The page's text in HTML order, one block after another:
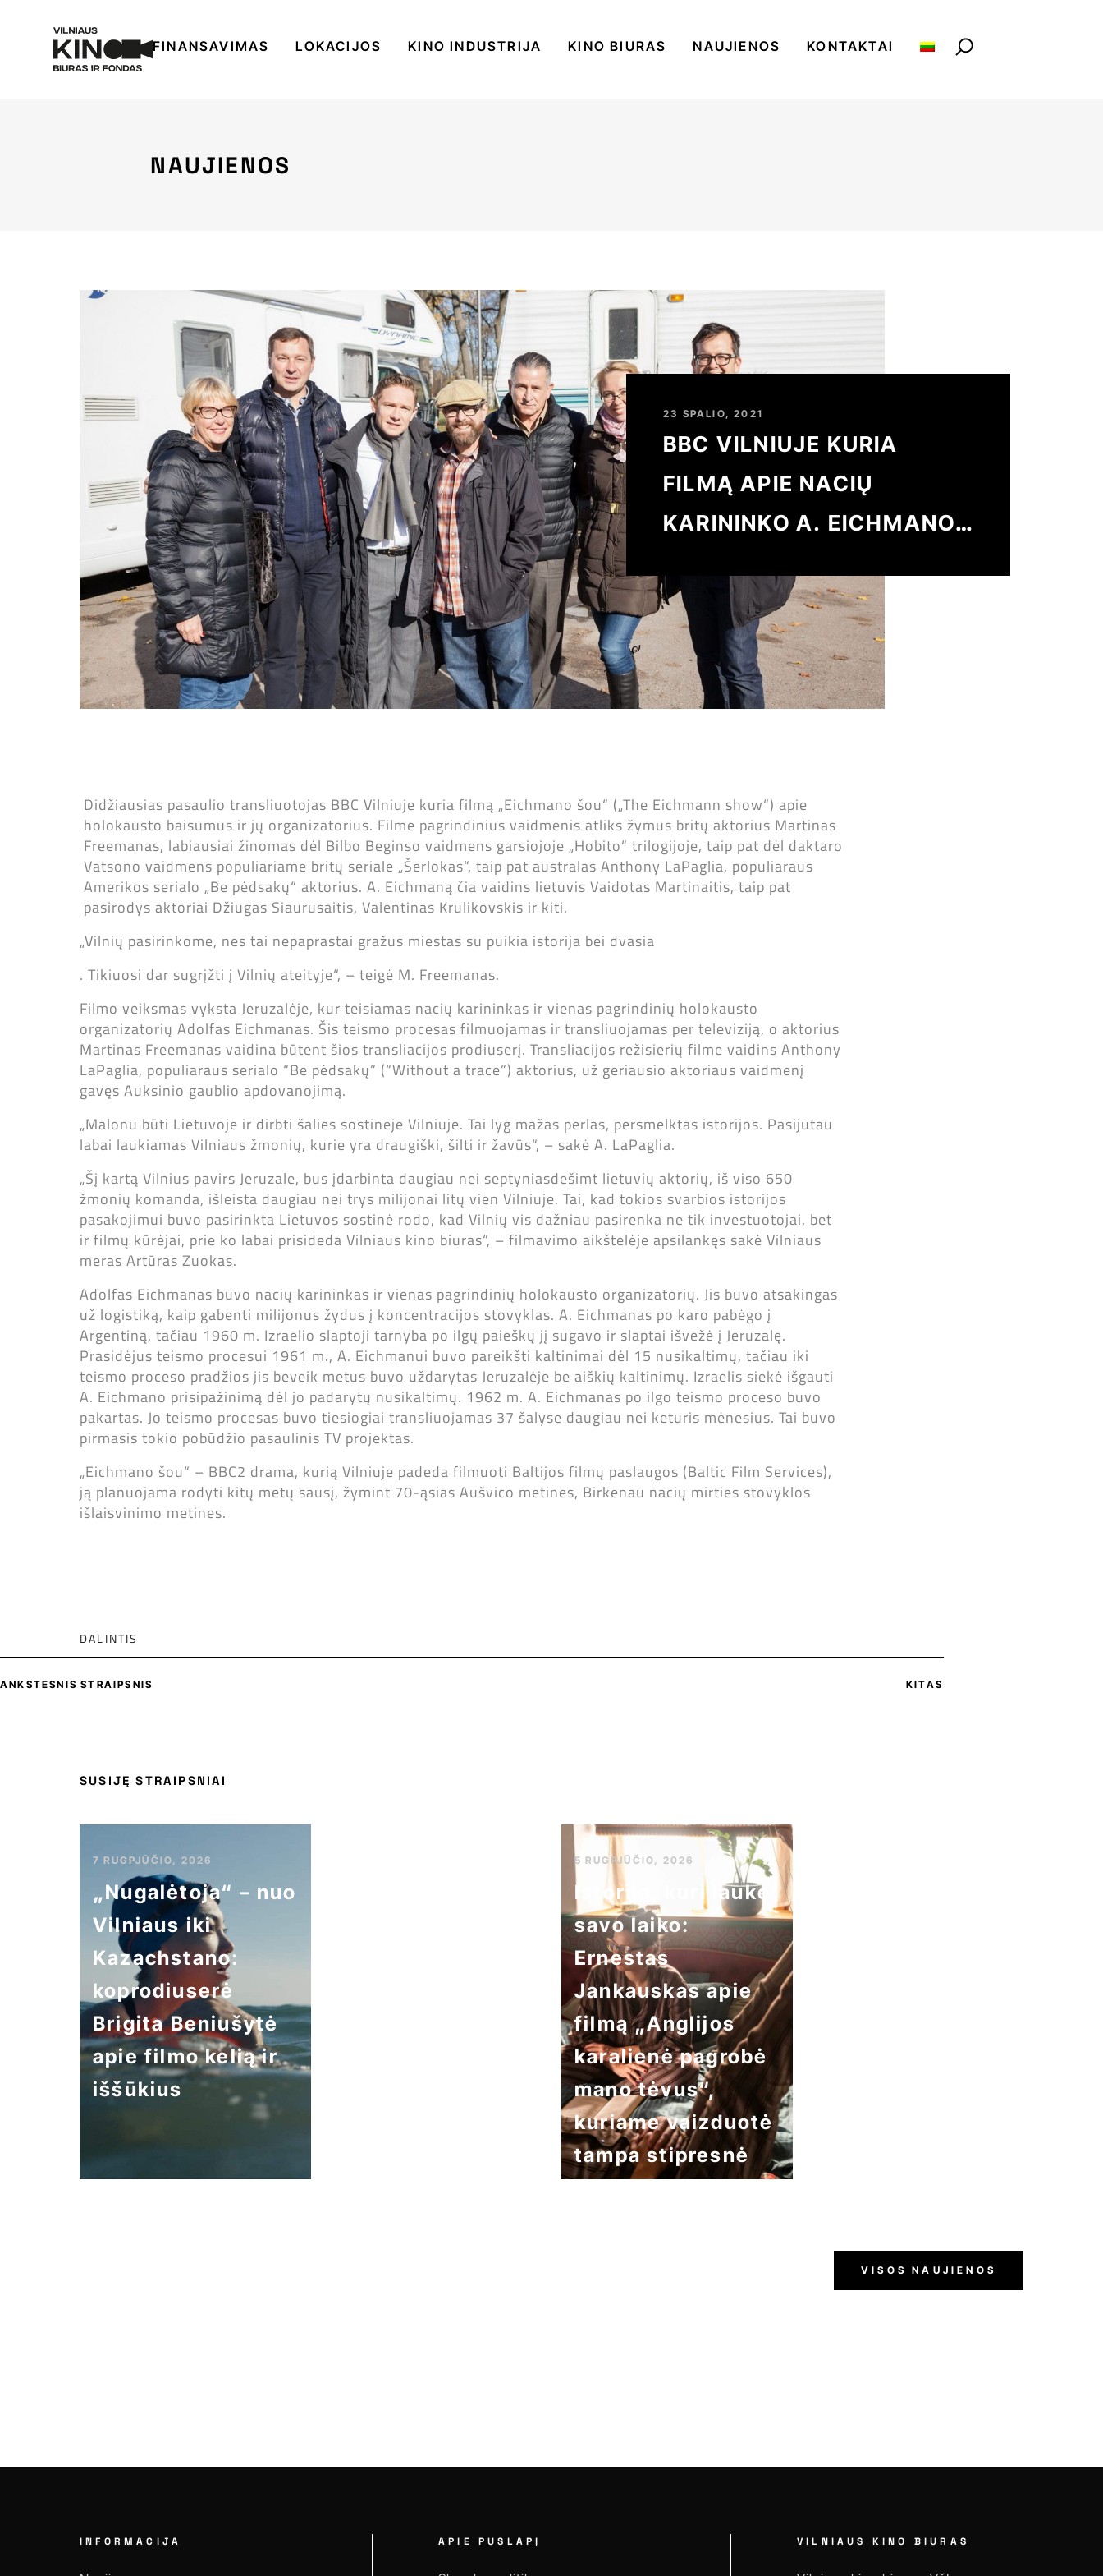
FINANSAVIMAS LOKACIJOS KINO INDUSTRIJA KINO BIURAS NAUJIENOS KONTAKTAI
NAUJIENOS
23 SPALIO, 2021
BBC VILNIUJE KURIA
FILMĄ APIE NACIŲ
KARININKO A. EICHMANO
Didžiausias pasaulio transliuotojas BBC Vilniuje kuria filmą „Eichmano šou“ („The Eichmann show“) apie
holokausto baisumus ir jų organizatorius. Filme pagrindinius vaidmenis atliks žymus britų aktorius Martinas
Freemanas, labiausiai žinomas dėl Bilbo Beginso vaidmens garsiojoje „Hobito“ trilogijoje, taip pat dėl daktaro
Vatsono vaidmens populiariame britų seriale „Šerlokas“, taip pat australas Anthony LaPaglia, populiaraus
Amerikos serialo „Be pėdsakų“ aktorius. A. Eichmaną čia vaidins lietuvis Vaidotas Martinaitis, taip pat
pasirodys aktoriai Džiugas Siaurusaitis, Valentinas Krulikovskis ir kiti.
„Vilnių pasirinkome, nes tai nepaprastai gražus miestas su puikia istorija bei dvasia
. Tikiuosi dar sugrįžti į Vilnių ateityje“, – teigė M. Freemanas.
Filmo veiksmas vyksta Jeruzalėje, kur teisiamas nacių karininkas ir vienas pagrindinių holokausto
organizatorių Adolfas Eichmanas. Šis teismo procesas filmuojamas ir transliuojamas per televiziją, o aktorius
Martinas Freemanas vaidina būtent šios transliacijos prodiuserį. Transliacijos režisierių filme vaidins Anthony
LaPaglia, populiaraus serialo “Be pėdsakų” (“Without a trace”) aktorius, už geriausio aktoriaus vaidmenį
gavęs Auksinio gaublio apdovanojimą.
„Malonu būti Lietuvoje ir dirbti šalies sostinėje Vilniuje. Tai lyg mažas perlas, persmelktas istorijos. Pasijutau
labai laukiamas Vilniaus žmonių, kurie yra draugiški, šilti ir žavūs“, – sakė A. LaPaglia.
„Šį kartą Vilnius pavirs Jeruzale, bus įdarbinta daugiau nei septyniasdešimt lietuvių aktorių, iš viso 650
žmonių komanda, išleista daugiau nei trys milijonai litų vien Vilniuje. Tai, kad tokios svarbios istorijos
pasakojimui buvo pasirinkta Lietuvos sostinė rodo, kad Vilnių vis dažniau pasirenka ne tik investuotojai, bet
ir filmų kūrėjai, prie ko labai prisideda Vilniaus kino biuras“, – filmavimo aikštelėje apsilankęs sakė Vilniaus
meras Artūras Zuokas.
Adolfas Eichmanas buvo nacių karininkas ir vienas pagrindinių holokausto organizatorių. Jis buvo atsakingas
už logistiką, kaip gabenti milijonus žydus į koncentracijos stovyklas. A. Eichmanas po karo pabėgo į
Argentiną, tačiau 1960 m. Izraelio slaptoji tarnyba po ilgų paieškų jį sugavo ir slaptai išvežė į Jeruzalę.
Prasidėjus teismo procesui 1961 m., A. Eichmanui buvo pareikšti kaltinimai dėl 15 nusikaltimų, tačiau iki
teismo proceso pradžios jis beveik metus buvo uždarytas Jeruzalėje be aiškių kaltinimų. Izraelis siekė išgauti
A. Eichmano prisipažinimą dėl jo padarytų nusikaltimų. 1962 m. A. Eichmanas po ilgo teismo proceso buvo
pakartas. Jo teismo procesas buvo tiesiogiai transliuojamas 37 šalyse daugiau nei keturis mėnesius. Tai buvo
pirmasis tokio pobūdžio pasaulinis TV projektas.
„Eichmano šou“ – BBC2 drama, kurią Vilniuje padeda filmuoti Baltijos filmų paslaugos (Baltic Film Services),
ją planuojama rodyti kitų metų sausį, žymint 70-ąsias Aušvico metines, Birkenau nacių mirties stovyklos
išlaisvinimo metines.
DALINTIS
ANKSTESNIS STRAIPSNIS KITAS
SUSIJĘ STRAIPSNIAI
7 RUGPJŪČIO, 2026
„Nugalėtoja“ – nuo
Vilniaus iki
Kazachstano:
koprodiuserė
Brigita Beniušytė
apie filmo kelią ir
iššūkius
5 RUGPJŪČIO, 2026
Istorija, kuri laukė
savo laiko:
Ernestas
Jankauskas apie
filmą „Anglijos
karalienė pagrobė
mano tėvus“,
kuriame vaizduotė
tampa stipresnė
VISOS NAUJIENOS
INFORMACIJA APIE PUSLAPĮ VILNIAUS KINO BIURAS